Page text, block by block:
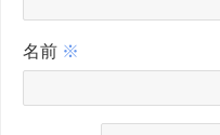
名前 ※